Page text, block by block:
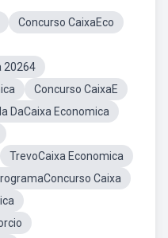
Concurso CaixaEco
20264
Concurso CaixaE
DaCaixa Economica
TrevoCaixa Economica
Caixa